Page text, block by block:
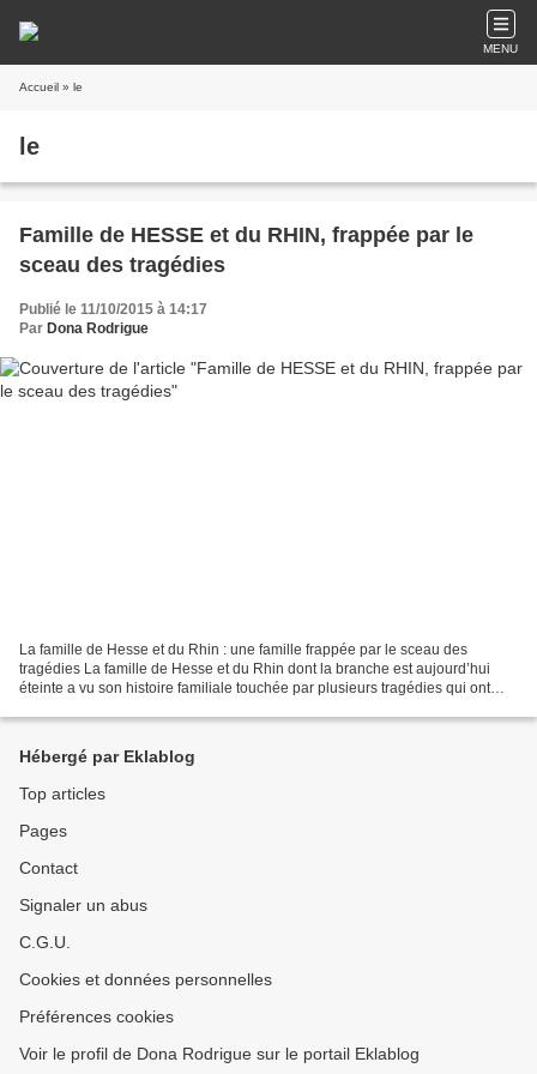
MENU
Accueil » le
le
Famille de HESSE et du RHIN, frappée par le
sceau des tragédies
Publié le 11/10/2015 à 14:17
Par Dona Rodrigue
La famille de Hesse et du Rhin : une famille frappée par le sceau des
tragédies La famille de Hesse et du Rhin dont la branche est aujourd’hui
éteinte a vu son histoire familiale touchée par plusieurs tragédies qui ont
Hébergé par Eklablog
Top articles
Pages
Contact
Signaler un abus
C.G.U.
Cookies et données personnelles
Préférences cookies
Voir le profil de Dona Rodrigue sur le portail Eklablog